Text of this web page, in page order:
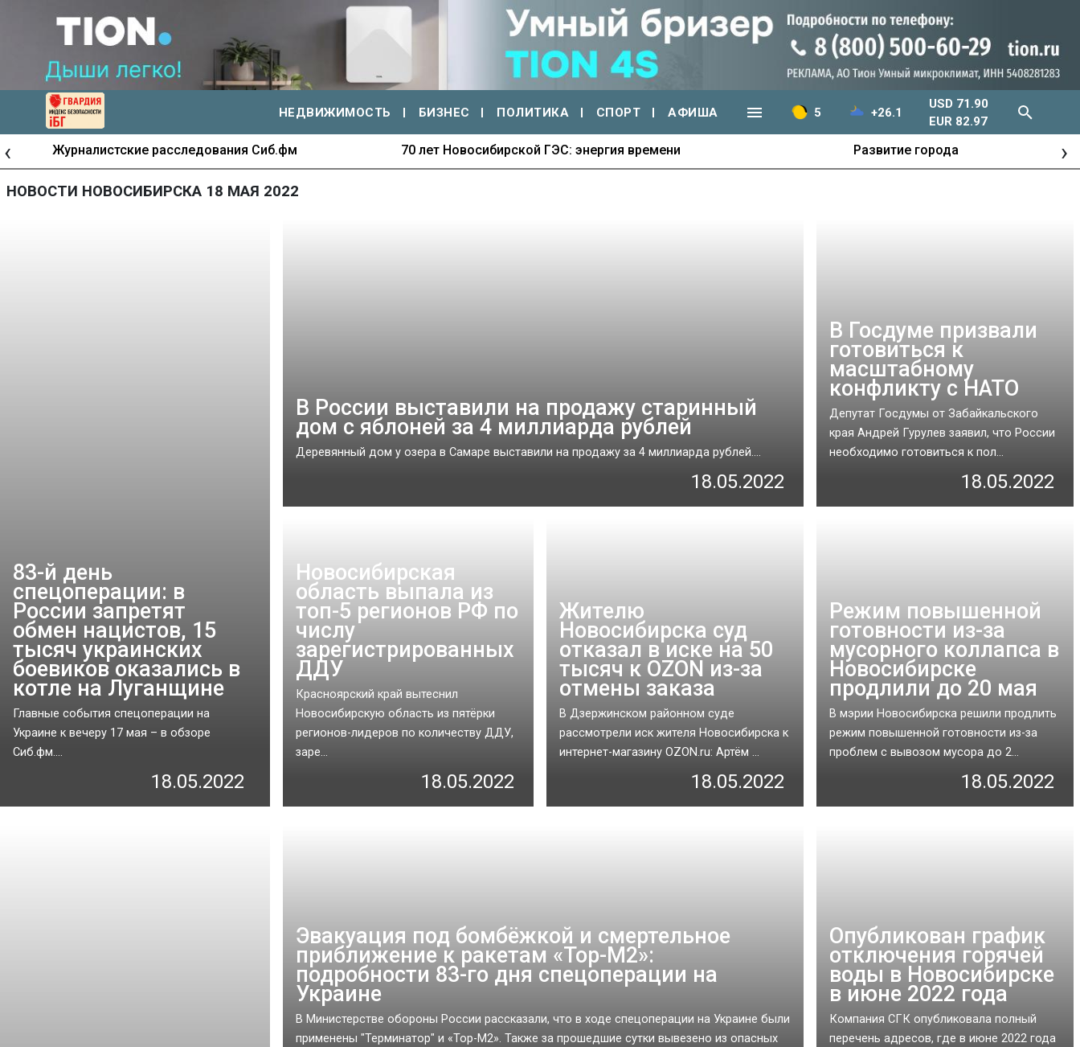
НЕДВИЖИМОСТЬ БИЗНЕС ПОЛИТИКА СПОРТ АФИША 5 +26.1
USD 71.90
EUR 82.97
Журналистские расследования Сиб.фм 70 лет Новосибирской ГЭС: энергия времени Развитие города
‹ ›
НОВОСТИ НОВОСИБИРСКА 18 МАЯ 2022
83-й день
спецоперации: в
России запретят
обмен нацистов, 15
тысяч украинских
боевиков оказались в
котле на Луганщине
Главные события спецоперации на
Украине к вечеру 17 мая – в обзоре
Сиб.фм....
18.05.2022
В России выставили на продажу старинный
дом с яблоней за 4 миллиарда рублей
Деревянный дом у озера в Самаре выставили на продажу за 4 миллиарда рублей....
18.05.2022
В Госдуме призвали
готовиться к
масштабному
конфликту с НАТО
Депутат Госдумы от Забайкальского
края Андрей Гурулев заявил, что России
необходимо готовиться к пол...
18.05.2022
Новосибирская
область выпала из
топ-5 регионов РФ по
числу
зарегистрированных
ДДУ
Красноярский край вытеснил
Новосибирскую область из пятёрки
регионов-лидеров по количеству ДДУ,
заре...
18.05.2022
Жителю
Новосибирска суд
отказал в иске на 50
тысяч к OZON из-за
отмены заказа
В Дзержинском районном суде
рассмотрели иск жителя Новосибирска к
интернет-магазину OZON.ru: Артём ...
18.05.2022
Режим повышенной
готовности из-за
мусорного коллапса в
Новосибирске
продлили до 20 мая
В мэрии Новосибирска решили продлить
режим повышенной готовности из-за
проблем с вывозом мусора до 2...
18.05.2022
Эвакуация под бомбёжкой и смертельное
приближение к ракетам «Тор-М2»:
подробности 83-го дня спецоперации на
Украине
В Министерстве обороны России рассказали, что в ходе спецоперации на Украине были
применены "Терминатор" и «Тор-М2». Также за прошедшие сутки вывезено из опасных
Опубликован график
отключения горячей
воды в Новосибирске
в июне 2022 года
Компания СГК опубликовала полный
перечень адресов, где в июне 2022 года